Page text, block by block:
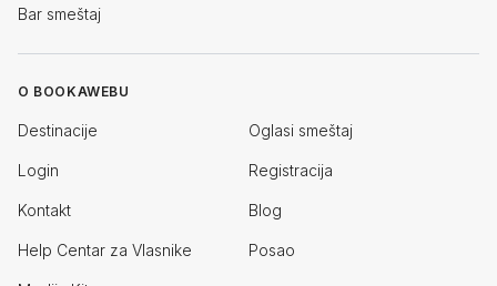
Bar smeštaj
O BOOKAWEBU
Destinacije Oglasi smeštaj
Login Registracija
Kontakt Blog
Help Centar za Vlasnike Posao